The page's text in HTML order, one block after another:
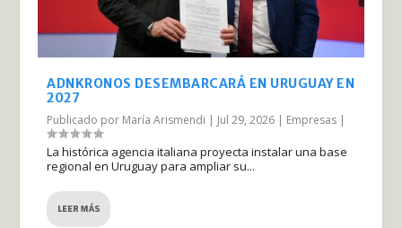
ADNKRONOS DESEMBARCARÁ EN URUGUAY EN
2027
Publicado por María Arismendi | Jul 29, 2026 | Empresas |
La histórica agencia italiana proyecta instalar una base
regional en Uruguay para ampliar su...
LEER MÁS